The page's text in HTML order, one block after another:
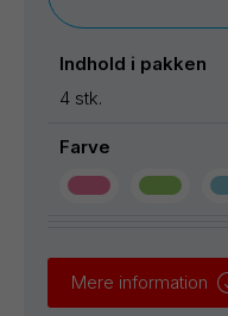
Indhold i pakken
4 stk.
Farve
Mere information